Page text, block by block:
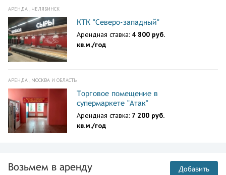
АРЕНДА , ЧЕЛЯБИНСК
КТК "Северо-западный"
Арендная ставка: 4 800 руб.
кв.м./год
АРЕНДА , МОСКВА И ОБЛАСТЬ
Торговое помещение в
супермаркете "Атак"
Арендная ставка: 7 200 руб.
кв.м./год
Возьмем в аренду Добавить